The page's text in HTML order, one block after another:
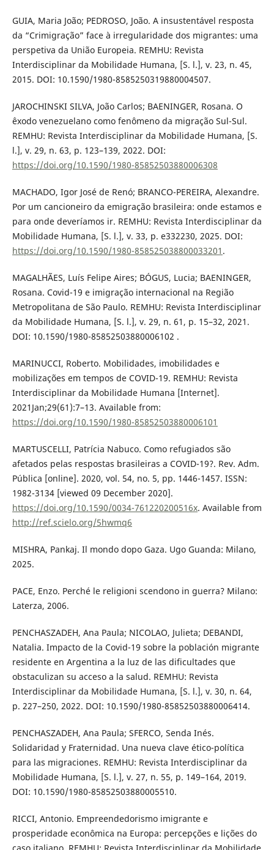
GUIA, Maria João; PEDROSO, João. A insustentável resposta
da “Crimigração” face à irregularidade dos migrantes: uma
perspetiva da União Europeia. REMHU: Revista
Interdisciplinar da Mobilidade Humana, [S. l.], v. 23, n. 45,
2015. DOI: 10.1590/1980-8585250319880004507.
JAROCHINSKI SILVA, João Carlos; BAENINGER, Rosana. O
êxodo venezuelano como fenômeno da migração Sul-Sul.
REMHU: Revista Interdisciplinar da Mobilidade Humana, [S.
l.], v. 29, n. 63, p. 123–139, 2022. DOI:
https://doi.org/10.1590/1980-85852503880006308
MACHADO, Igor José de Renó; BRANCO-PEREIRA, Alexandre.
Por um cancioneiro da emigração brasileira: onde estamos e
para onde deveríamos ir. REMHU: Revista Interdisciplinar da
Mobilidade Humana, [S. l.], v. 33, p. e332230, 2025. DOI:
https://doi.org/10.1590/1980-858525038800033201 .
MAGALHÃES, Luís Felipe Aires; BÓGUS, Lucia; BAENINGER,
Rosana. Covid-19 e imigração internacional na Região
Metropolitana de São Paulo. REMHU: Revista Interdisciplinar
da Mobilidade Humana, [S. l.], v. 29, n. 61, p. 15–32, 2021.
DOI: 10.1590/1980-85852503880006102 .
MARINUCCI, Roberto. Mobilidades, imobilidades e
mobilizações em tempos de COVID-19. REMHU: Revista
Interdisciplinar da Mobilidade Humana [Internet].
2021Jan;29(61):7–13. Available from:
https://doi.org/10.1590/1980-85852503880006101
MARTUSCELLI, Patrícia Nabuco. Como refugiados são
afetados pelas respostas brasileiras a COVID-19?. Rev. Adm.
Pública [online]. 2020, vol. 54, no. 5, pp. 1446-1457. ISSN:
1982-3134 [viewed 09 December 2020].
https://doi.org/10.1590/0034-761220200516x. Available from
http://ref.scielo.org/5hwmq6
MISHRA, Pankaj. Il mondo dopo Gaza. Ugo Guanda: Milano,
2025.
PACE, Enzo. Perché le religioni scendono in guerra? Milano:
Laterza, 2006.
PENCHASZADEH, Ana Paula; NICOLAO, Julieta; DEBANDI,
Natalia. Impacto de la Covid-19 sobre la población migrante
residente en Argentina a la luz de las dificultades que
obstaculizan su acceso a la salud. REMHU: Revista
Interdisciplinar da Mobilidade Humana, [S. l.], v. 30, n. 64,
p. 227–250, 2022. DOI: 10.1590/1980-85852503880006414.
PENCHASZADEH, Ana Paula; SFERCO, Senda Inés.
Solidaridad y Fraternidad. Una nueva clave ético-política
para las migraciones. REMHU: Revista Interdisciplinar da
Mobilidade Humana, [S. l.], v. 27, n. 55, p. 149–164, 2019.
DOI: 10.1590/1980-85852503880005510.
RICCI, Antonio. Empreendedorismo imigrante e
prosperidade econômica na Europa: percepções e lições do